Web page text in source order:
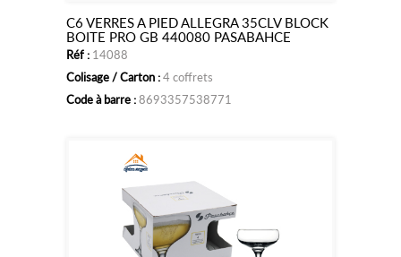
Ajouter
panier
C6 VERRES A PIED ALLEGRA 35CLV BLOCK
BOITE PRO GB 440080 PASABAHCE
Réf : 14088
Colisage / Carton :4 coffrets
Code à barre :8693357538771